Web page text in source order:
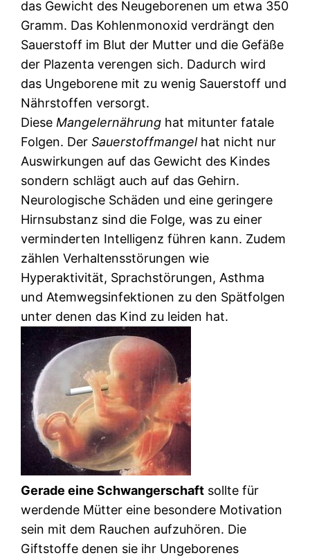
das Gewicht des Neugeborenen um etwa 350
Gramm. Das Kohlenmonoxid verdrängt den
Sauerstoff im Blut der Mutter und die Gefäße
der Plazenta verengen sich. Dadurch wird
das Ungeborene mit zu wenig Sauerstoff und
Nährstoffen versorgt.
DieseMangelernährung hat mitunter fatale
Folgen. DerSauerstoffmangelhat nicht nur
Auswirkungen auf das Gewicht des Kindes
sondern schlägt auch auf das Gehirn.
Neurologische Schäden und eine geringere
Hirnsubstanz sind die Folge, was zu einer
verminderten Intelligenz führen kann. Zudem
zählen Verhaltensstörungen wie
Hyperaktivität, Sprachstörungen, Asthma
und Atemwegsinfektionen zu den Spätfolgen
unter denen das Kind zu leiden hat.
Gerade eine Schwangerschaft sollte für
werdende Mütter eine besondere Motivation
sein mit dem Rauchen aufzuhören. Die
Giftstoffe denen sie ihr Ungeborenes